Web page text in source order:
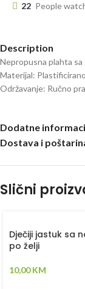
22 People
Description
Nepropusna plahta sa
Materijal:
Održavanje: Ručno
Dodatne
Dostava i
Slični
Dječiji jastuk sa
po želji
10,00KM